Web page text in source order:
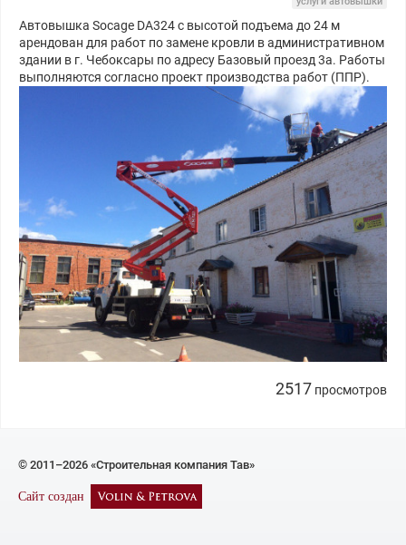
Автовышка Socage DA324 с высотой подъема до 24 м
арендован для работ по замене кровли в административном
здании в г. Чебоксары по адресу Базовый проезд 3а. Работы
выполняются согласно проект производства работ (ППР).
2517 просмотров
© 2011–2026 «Строительная компания Тав»
Сайт создан